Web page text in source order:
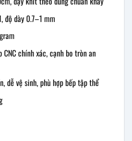
độ dày 0.7–1 mm
CNC chính xác, cạnh bo tròn an
dễ vệ sinh, phù hợp bếp tập thể
35x50cm số lượng